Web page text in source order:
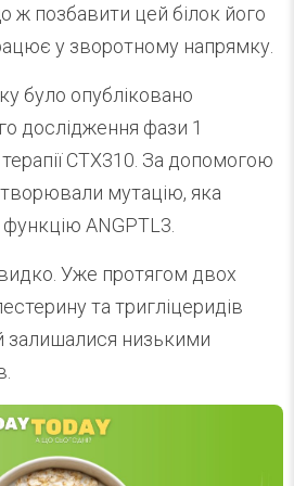
ж позбавити цей білок його
у зворотному напрямку.
було опубліковано
дослідження фази 1
CTX310. За допомогою
мутацію, яка
ANGPTL3.
Уже протягом двох
та тригліцеридів
залишалися низькими